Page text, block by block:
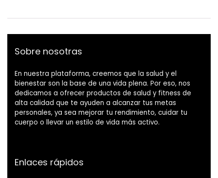
Sobre nosotras
En nuestra plataforma, creemos que la salud y el
bienestar son la base de una vida plena. Por eso, nos
dedicamos a ofrecer productos de salud y fitness de
alta calidad que te ayuden a alcanzar tus metas
personales, ya sea mejorar tu rendimiento, cuidar tu
cuerpo o llevar un estilo de vida más activo.
Enlaces rápidos